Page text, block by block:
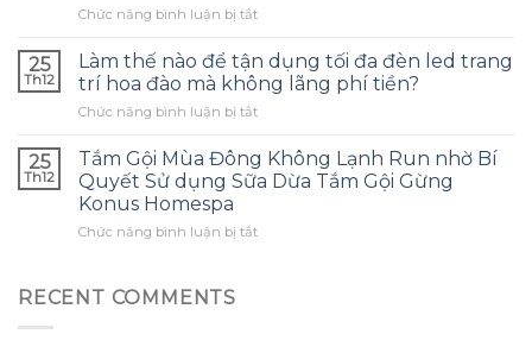
phù
và
tránh
những
sai
thường
gặp?
tràm
con
đây
là
tôi
ước
sớm
Chức năng bình luận bị tắtở
thế
để
tạo
một
bông
lồ
25
Th12
Làm thế nào để tận dụng tối đa đèn led trang
trí hoa đào mà không lãng phí tiền?
Chức năng bình luận bị tắtở
thế
nào
để
dụng
25
Th12
Tắm Gội Mùa Đông Không Lạnh Run nhờ Bí
Quyết Sử dụng Sữa Dừa Tắm Gội Gừng
Konus Homespa
Chức năng bình luận bị tắtở
RECENT COMMENTS